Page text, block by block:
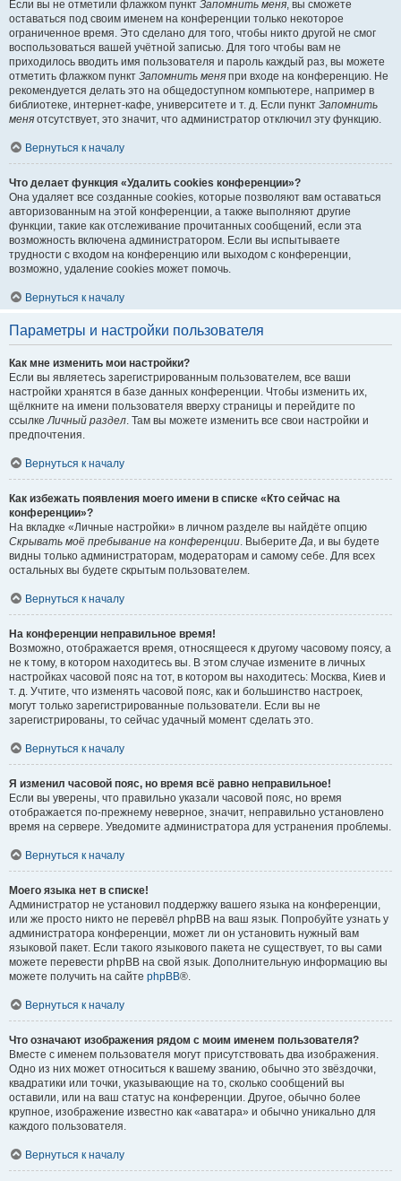
Если вы не отметили флажком пункт Запомнить меня, вы сможете
оставаться под своим именем на конференции только некоторое
ограниченное время. Это сделано для того, чтобы никто другой не смог
воспользоваться вашей учётной записью. Для того чтобы вам не
приходилось вводить имя пользователя и пароль каждый раз, вы можете
отметить флажком пункт Запомнить меня при входе на конференцию. Не
рекомендуется делать это на общедоступном компьютере, например в
библиотеке, интернет-кафе, университете и т. д. Если пункт Запомнить
меня отсутствует, это значит, что администратор отключил эту функцию.
Вернуться к началу
Что делает функция «Удалить cookies конференции»?
Она удаляет все созданные cookies, которые позволяют вам оставаться
авторизованным на этой конференции, а также выполняют другие
функции, такие как отслеживание прочитанных сообщений, если эта
возможность включена администратором. Если вы испытываете
трудности с входом на конференцию или выходом с конференции,
возможно, удаление cookies может помочь.
Вернуться к началу
Параметры и настройки пользователя
Как мне изменить мои настройки?
Если вы являетесь зарегистрированным пользователем, все ваши
настройки хранятся в базе данных конференции. Чтобы изменить их,
щёлкните на имени пользователя вверху страницы и перейдите по
ссылкеЛичный раздел. Там вы можете изменить все свои настройки и
предпочтения.
Вернуться к началу
Как избежать появления моего имени в списке «Кто сейчас на
конференции»?
На вкладке «Личные настройки» в личном разделе вы найдёте опцию
Скрывать моё пребывание на конференции. ВыберитеДа, и вы будете
видны только администраторам, модераторам и самому себе. Для всех
остальных вы будете скрытым пользователем.
Вернуться к началу
На конференции неправильное время!
Возможно, отображается время, относящееся к другому часовому поясу, а
не к тому, в котором находитесь вы. В этом случае измените в личных
настройках часовой пояс на тот, в котором вы находитесь: Москва, Киев и
т. д. Учтите, что изменять часовой пояс, как и большинство настроек,
могут только зарегистрированные пользователи. Если вы не
зарегистрированы, то сейчас удачный момент сделать это.
Вернуться к началу
Я изменил часовой пояс, но время всё равно неправильное!
Если вы уверены, что правильно указали часовой пояс, но время
отображается по-прежнему неверное, значит, неправильно установлено
время на сервере. Уведомите администратора для устранения проблемы.
Вернуться к началу
Моего языка нет в списке!
Администратор не установил поддержку вашего языка на конференции,
или же просто никто не перевёл phpBB на ваш язык. Попробуйте узнать у
администратора конференции, может ли он установить нужный вам
языковой пакет. Если такого языкового пакета не существует, то вы сами
можете перевести phpBB на свой язык. Дополнительную информацию вы
можете получить на сайте phpBB®.
Вернуться к началу
Что означают изображения рядом с моим именем пользователя?
Вместе с именем пользователя могут присутствовать два изображения.
Одно из них может относиться к вашему званию, обычно это звёздочки,
квадратики или точки, указывающие на то, сколько сообщений вы
оставили, или на ваш статус на конференции. Другое, обычно более
крупное, изображение известно как «аватара» и обычно уникально для
каждого пользователя.
Вернуться к началу